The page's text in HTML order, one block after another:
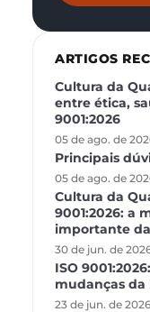
ARTIGOS
Cultura da
entre ética,
9001:2026
05 de ago. de
Principais
05 de ago. de
Cultura da
9001:2026: a
importante
30 de jun. de
ISO
mudanças da
23 de jun. de 2026